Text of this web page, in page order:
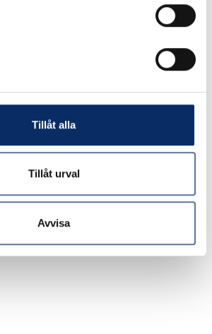
Tillåt alla
Tillåt urval
Avvisa
produkter
2465